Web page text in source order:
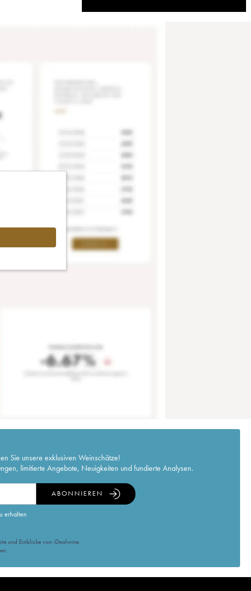
Sie unsere exklusiven Weinschätze!
limitierte Angebote, Neuigkeiten und fundierte Analysen.
erhalten
ABONNIEREN
und Einblicke von iDealwine.